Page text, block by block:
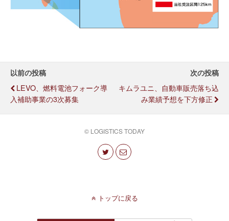
以前の投稿
LEVO、燃料電池フォーク導
入補助事業の3次募集
次の投稿
キムラユニ、自動車販売落ち込
み業績予想を下方修正
© LOGISTICS TODAY
トップに戻る